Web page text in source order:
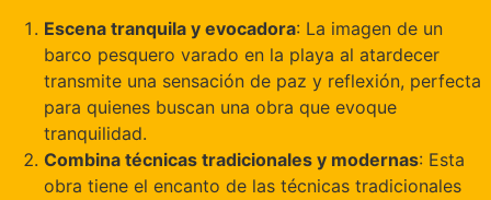
Escena tranquila y evocadora: La imagen de un
barco pesquero varado en la playa al atardecer
transmite una sensación de paz y reflexión, perfecta
para quienes buscan una obra que evoque
tranquilidad.
Combina técnicas tradicionales y modernas: Esta
obra tiene el encanto de las técnicas tradicionales